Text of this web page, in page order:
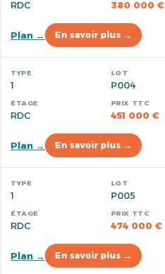
RDC 380 000 €
Plan → En savoir plus →
1 P004
RDC 451 000 €
Plan → En savoir plus →
1 P005
RDC 474 000 €
Plan → En savoir plus →